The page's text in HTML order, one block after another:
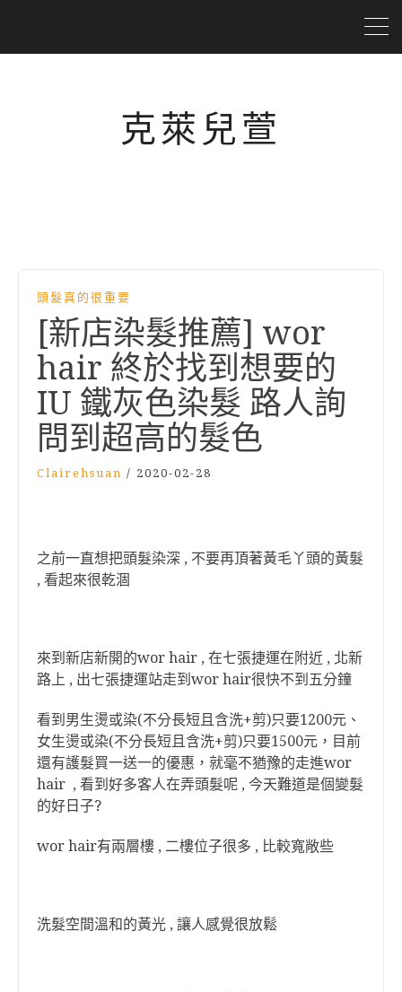
克萊兒萱
頭髮真的很重要
[新店染髮推薦] wor
hair 終於找到想要的
IU 鐵灰色染髮 路人詢
問到超高的髮色
Clairehsuan / 2020-02-28
之前一直想把頭髮染深 , 不要再頂著黃毛丫頭的黃髮
, 看起來很乾涸
來到新店新開的wor hair , 在七張捷運在附近 , 北新
路上 , 出七張捷運站走到wor hair很快不到五分鐘
看到男生燙或染(不分長短且含洗+剪)只要1200元、
女生燙或染(不分長短且含洗+剪)只要1500元，目前
還有護髮買一送一的優惠，就毫不猶豫的走進wor
hair , 看到好多客人在弄頭髮呢 , 今天難道是個變髮
的好日子?
wor hair有兩層樓 , 二樓位子很多 , 比較寬敞些
洗髮空間溫和的黃光 , 讓人感覺很放鬆